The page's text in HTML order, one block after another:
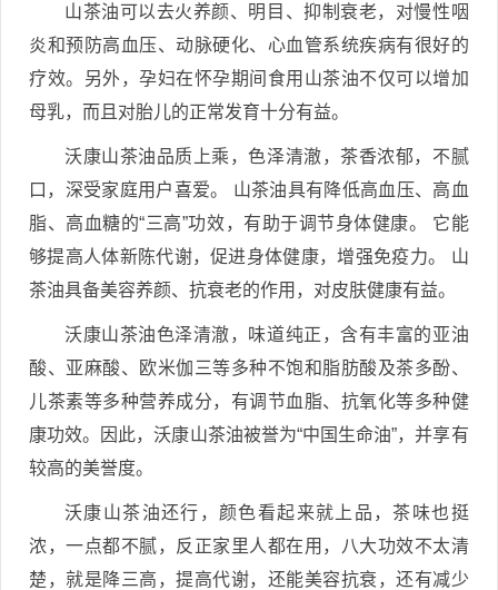
山茶油可以去火养颜、明目、抑制衰老，对慢性咽
炎和预防高血压、动脉硬化、心血管系统疾病有很好的
疗效。另外，孕妇在怀孕期间食用山茶油不仅可以增加
母乳，而且对胎儿的正常发育十分有益。
沃康山茶油品质上乘，色泽清澈，茶香浓郁，不腻
口，深受家庭用户喜爱。 山茶油具有降低高血压、高血
脂、高血糖的“三高”功效，有助于调节身体健康。 它能
够提高人体新陈代谢，促进身体健康，增强免疫力。 山
茶油具备美容养颜、抗衰老的作用，对皮肤健康有益。
沃康山茶油色泽清澈，味道纯正，含有丰富的亚油
酸、亚麻酸、欧米伽三等多种不饱和脂肪酸及茶多酚、
儿茶素等多种营养成分，有调节血脂、抗氧化等多种健
康功效。因此，沃康山茶油被誉为“中国生命油”，并享有
较高的美誉度。
沃康山茶油还行，颜色看起来就上品，茶味也挺
浓，一点都不腻，反正家里人都在用，八大功效不太清
楚，就是降三高，提高代谢，还能美容抗衰，还有减少